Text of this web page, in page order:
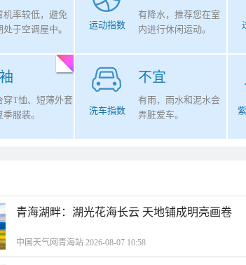
机率较低，避免
处于空调屋中。
运动指数
有降水，推荐您在室
内进行休闲运动。
穿T恤、短薄外套
服装。
不宜
洗车指数
有雨，雨水和泥水会
弄脏爱车。
青海湖畔：湖光花海长云 天地铺成明亮画卷
中国天气网青海站 2026-08-07 10:58